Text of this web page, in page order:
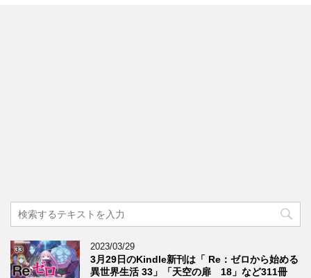
2023/03/29
3月29日のKindle新刊は「 Re：ゼロから始める
異世界生活 33」「天空の扉 18」など311冊